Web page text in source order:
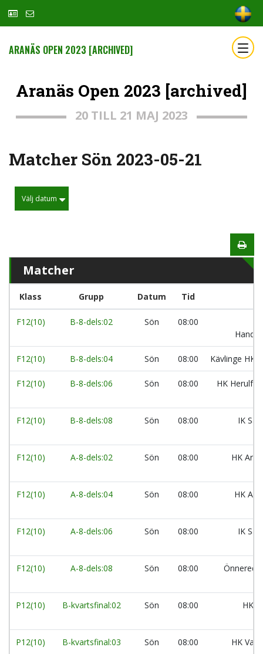
ARANÄS OPEN 2023 [ARCHIVED]
Aranäs Open 2023 [archived]
20 TILL 21 MAJ 2023
Matcher Sön 2023-05-21
Välj datum
Matcher
Klass Grupp Datum Tid
F12(10) B-8-dels:02 Sön 08:00
F12(10) B-8-dels:04 Sön 08:00 Kävlinge
F12(10) B-8-dels:06 Sön 08:00 HK Herulf
F12(10) B-8-dels:08 Sön 08:00 IK
F12(10) A-8-dels:02 Sön 08:00 HK
F12(10) A-8-dels:04 Sön 08:00 HK
F12(10) A-8-dels:06 Sön 08:00 IK
F12(10) A-8-dels:08 Sön 08:00
P12(10) B-kvartsfinal:02 Sön 08:00 HK
P12(10) B-kvartsfinal:03 Sön 08:00 HK